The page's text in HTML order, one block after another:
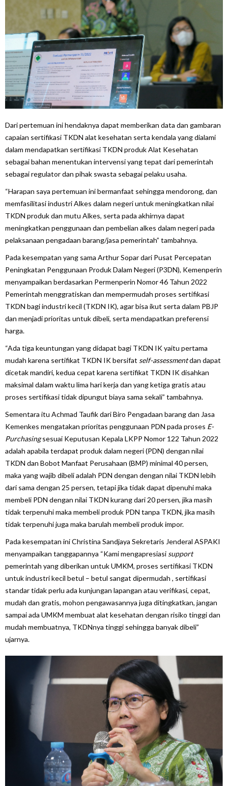
Dari pertemuan ini hendaknya dapat memberikan data dan gambaran
capaian sertifikasi TKDN alat kesehatan serta kendala yang dialami
dalam mendapatkan sertifikasi TKDN produk Alat Kesehatan
sebagai bahan menentukan intervensi yang tepat dari pemerintah
sebagai regulator dan pihak swasta sebagai pelaku usaha.
“Harapan saya pertemuan ini bermanfaat sehingga mendorong, dan
memfasilitasi industri Alkes dalam negeri untuk meningkatkan nilai
TKDN produk dan mutu Alkes, serta pada akhirnya dapat
meningkatkan penggunaan dan pembelian alkes dalam negeri pada
pelaksanaan pengadaan barang/jasa pemerintah” tambahnya.
Pada kesempatan yang sama Arthur Sopar dari Pusat Percepatan
Peningkatan Penggunaan Produk Dalam Negeri (P3DN), Kemenperin
menyampaikan berdasarkan Permenperin Nomor 46 Tahun 2022
Pemerintah menggratiskan dan mempermudah proses sertifikasi
TKDN bagi industri kecil (TKDN IK), agar bisa ikut serta dalam PBJP
dan menjadi prioritas untuk dibeli, serta mendapatkan preferensi
harga.
“Ada tiga keuntungan yang didapat bagi TKDN IK yaitu pertama
mudah karena sertifikat TKDN IK bersifat self-assessmentdan dapat
dicetak mandiri, kedua cepat karena sertifikat TKDN IK disahkan
maksimal dalam waktu lima hari kerja dan yang ketiga gratis atau
proses sertifikasi tidak dipungut biaya sama sekali” tambahnya.
Sementara itu Achmad Taufik dari Biro Pengadaan barang dan Jasa
Kemenkes mengatakan prioritas penggunaan PDN pada proses E-
Purchasingsesuai Keputusan Kepala LKPP Nomor 122 Tahun 2022
adalah apabila terdapat produk dalam negeri (PDN) dengan nilai
TKDN dan Bobot Manfaat Perusahaan (BMP) minimal 40 persen,
maka yang wajib dibeli adalah PDN dengan dengan nilai TKDN lebih
dari sama dengan 25 persen, tetapi jika tidak dapat dipenuhi maka
membeli PDN dengan nilai TKDN kurang dari 20 persen, jika masih
tidak terpenuhi maka membeli produk PDN tanpa TKDN, jika masih
tidak terpenuhi juga maka barulah membeli produk impor.
Pada kesempatan ini Christina Sandjaya Sekretaris Jenderal ASPAKI
menyampaikan tanggapannya “Kami mengapresiasi support
pemerintah yang diberikan untuk UMKM, proses sertifikasi TKDN
untuk industri kecil betul – betul sangat dipermudah , sertifikasi
standar tidak perlu ada kunjungan lapangan atau verifikasi, cepat,
mudah dan gratis, mohon pengawasannya juga ditingkatkan, jangan
sampai ada UMKM membuat alat kesehatan dengan risiko tinggi dan
mudah membuatnya, TKDNnya tinggi sehingga banyak dibeli”
ujarnya.